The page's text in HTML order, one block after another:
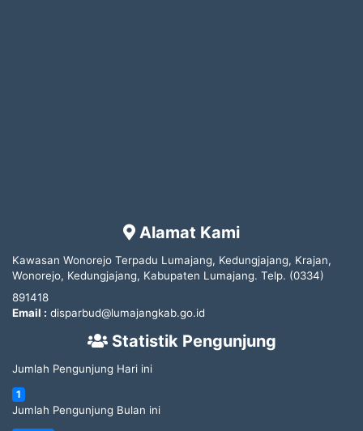
Alamat Kami
Kawasan Wonorejo Terpadu Lumajang, Kedungjajang, Krajan,
Wonorejo, Kedungjajang, Kabupaten Lumajang. Telp. (0334)
891418
Email : disparbud@lumajangkab.go.id
Statistik Pengunjung
Jumlah Pengunjung Hari ini
1
Jumlah Pengunjung Bulan ini